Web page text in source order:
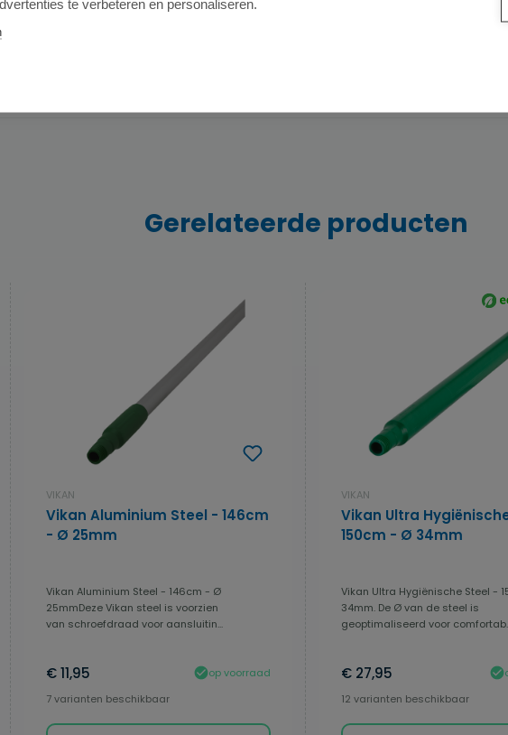
Gerelateerde producten
VIKAN
Vikan Aluminium Steel - 146cm
- Ø 25mm
Vikan Aluminium Steel - 146cm - Ø
25mmDeze Vikan steel is voorzien
van schroefdraad voor aansluitin...
€ 11,95
op voorraad
7 varianten beschikbaar
VIKAN
Vikan Ultra
150cm - Ø 34mm
Vikan Ultra Hygiënische Steel -
34mm. De Ø van de steel is
geoptimaliseerd voor
€ 27,95
12 varianten beschikbaar
te verbeteren en personaliseren.